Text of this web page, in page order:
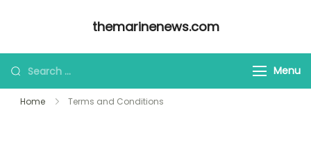
themarinenews.com
Looking
for
Something?
Menu
Home Terms and Conditions